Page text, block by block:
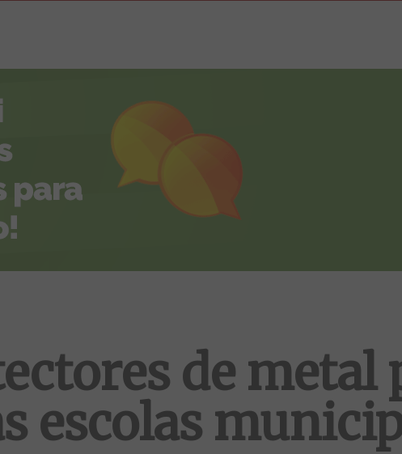
de metal
escolas